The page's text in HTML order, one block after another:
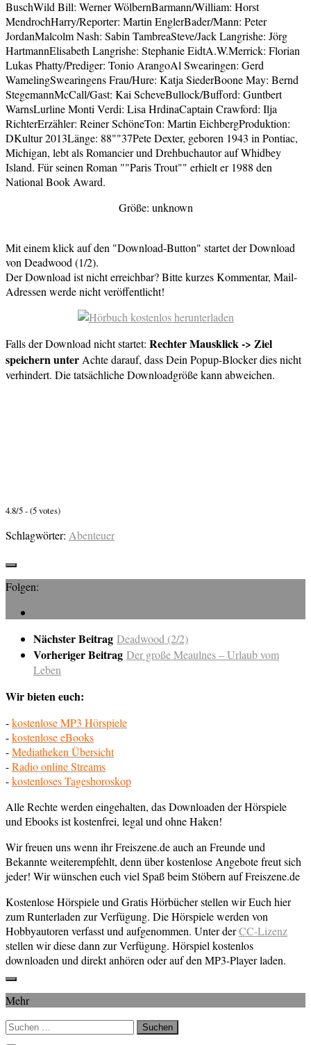
BuschWild Bill: Werner WölbernBarmann/William: Horst
MendrochHarry/Reporter: Martin EnglerBader/Mann: Peter
JordanMalcolm Nash: Sabin TambreaSteve/Jack Langrishe: Jörg
HartmannElisabeth Langrishe: Stephanie EidtA.W.Merrick: Florian
Lukas Phatty/Prediger: Tonio ArangoAl Swearingen: Gerd
WamelingSwearingens Frau/Hure: Katja SiederBoone May: Bernd
StegemannMcCall/Gast: Kai ScheveBullock/Bufford: Guntbert
WarnsLurline Monti Verdi: Lisa HrdinaCaptain Crawford: Ilja
RichterErzähler: Reiner SchöneTon: Martin EichbergProduktion:
DKultur 2013Länge: 88""37Pete Dexter, geboren 1943 in Pontiac,
Michigan, lebt als Romancier und Drehbuchautor auf Whidbey
Island. Für seinen Roman ""Paris Trout"" erhielt er 1988 den
National Book Award.
Größe: unknown
Mit einem klick auf den "Download-Button" startet der Download
von Deadwood (1/2).
Der Download ist nicht erreichbar? Bitte kurzes Kommentar, Mail-
Adressen werde nicht veröffentlicht!
Falls der Download nicht startet: Rechter Mausklick -> Ziel
speichern unter Achte darauf, dass Dein Popup-Blocker dies nicht
verhindert. Die tatsächliche Downloadgröße kann abweichen.
4.8/5 - (5 votes)
Schlagwörter: Abenteuer
Folgen:
Nächster Beitrag Deadwood (2/2)
Vorheriger Beitrag Der große Meaulnes – Urlaub vom
Leben
Wir bieten euch:
-kostenlose MP3 Hörspiele
-kostenlose eBooks
-Mediatheken Übersicht
-Radio online Streams
-kostenloses Tageshoroskop
Alle Rechte werden eingehalten, das Downloaden der Hörspiele
und Ebooks ist kostenfrei, legal und ohne Haken!
Wir freuen uns wenn ihr Freiszene.de auch an Freunde und
Bekannte weiterempfehlt, denn über kostenlose Angebote freut sich
jeder! Wir wünschen euch viel Spaß beim Stöbern auf Freiszene.de
Kostenlose Hörspiele und Gratis Hörbücher stellen wir Euch hier
zum Runterladen zur Verfügung. Die Hörspiele werden von
Hobbyautoren verfasst und aufgenommen. Unter derCC-Lizenz
stellen wir diese dann zur Verfügung. Hörspiel kostenlos
downloaden und direkt anhören oder auf den MP3-Player laden.
Mehr
Suchen
nach: